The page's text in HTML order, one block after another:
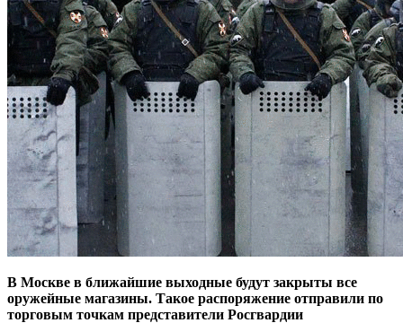
В Москве в ближайшие выходные будут закрыты все
оружейные магазины. Такое распоряжение отправили по
торговым точкам представители Росгвардии